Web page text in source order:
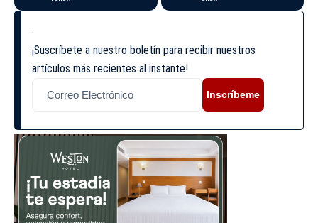
¡Suscríbete a nuestro boletín para recibir nuestros
artículos más recientes al instante!
Inscríbeme